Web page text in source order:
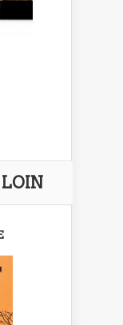
LOIN